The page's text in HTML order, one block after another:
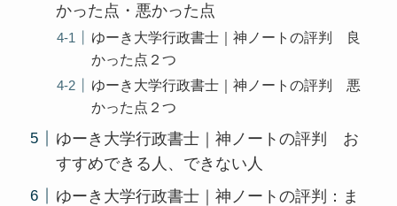
かった点・悪かった点
ゆーき大学行政書士｜神ノートの評判 良
かった点２つ
ゆーき大学行政書士｜神ノートの評判 悪
かった点２つ
ゆーき大学行政書士｜神ノートの評判 お
すすめできる人、できない人
ゆーき大学行政書士｜神ノートの評判：ま